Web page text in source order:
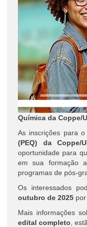
Química da Coppe/
As inscrições para o
(PEQ) da Coppe/
oportunidade para
em sua formação
programas de pós-
Os interessados
outubro de 2025
Mais informações
edital completo ,